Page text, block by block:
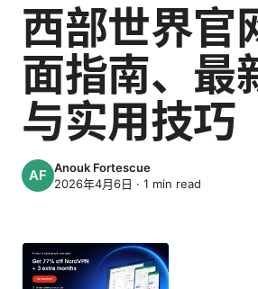
西部世界官
面指南、最
与实用技巧
Anouk Fortescue
2026年4月6日 · 1 min read